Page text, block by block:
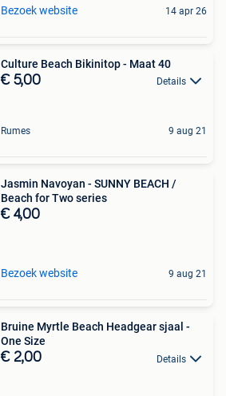
Bezoek website 14 apr 26
Culture Beach Bikinitop - Maat 40
€ 5,00 Details
Rumes 9 aug 21
Jasmin Navoyan - SUNNY BEACH /
Beach for Two series
€ 4,00
Bezoek website 9 aug 21
Bruine Myrtle Beach Headgear sjaal -
One Size
€ 2,00 Details